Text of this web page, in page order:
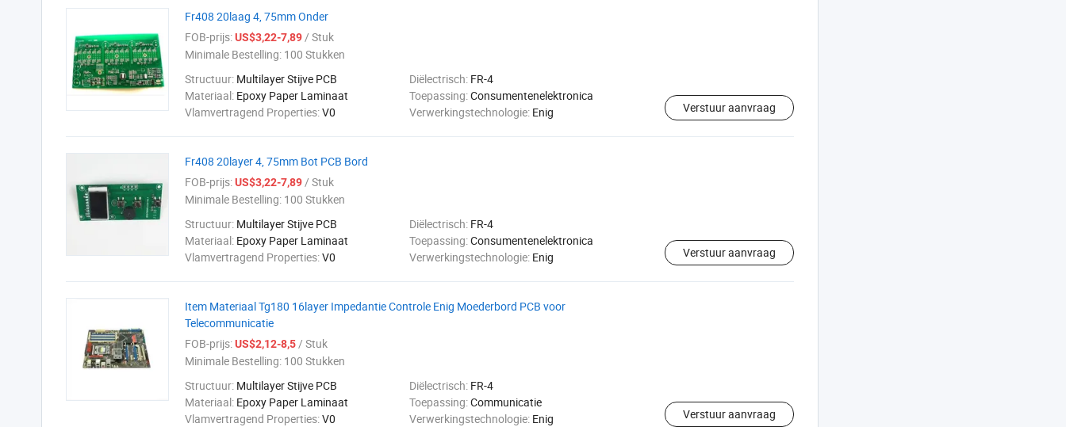
Fr408 20laag 4, 75mm Onder
FOB-prijs:US$3,22-7,89/ Stuk
Minimale Bestelling: 100 Stukken
Structuur: Multilayer Stijve PCB Diëlectrisch: FR-4
Materiaal: Epoxy Paper Laminaat Toepassing:Consumentenelektronica
Vlamvertragend Properties:V0 Verwerkingstechnologie: Enig Verstuur aanvraag
Fr408 20layer 4, 75mm Bot PCB Bord
FOB-prijs:US$3,22-7,89/ Stuk
Minimale Bestelling: 100 Stukken
Structuur: Multilayer Stijve PCB Diëlectrisch: FR-4
Materiaal: Epoxy Paper Laminaat Toepassing:Consumentenelektronica
Vlamvertragend Properties:V0 Verwerkingstechnologie: Enig Verstuur aanvraag
Item Materiaal Tg180 16layer Impedantie Controle Enig Moederbord PCB voor
Telecommunicatie
FOB-prijs:US$2,12-8,5/ Stuk
Minimale Bestelling: 100 Stukken
Structuur: Multilayer Stijve PCB Diëlectrisch: FR-4
Materiaal: Epoxy Paper Laminaat Toepassing:Communicatie
Vlamvertragend Properties:V0 Verwerkingstechnologie: Enig Verstuur aanvraag